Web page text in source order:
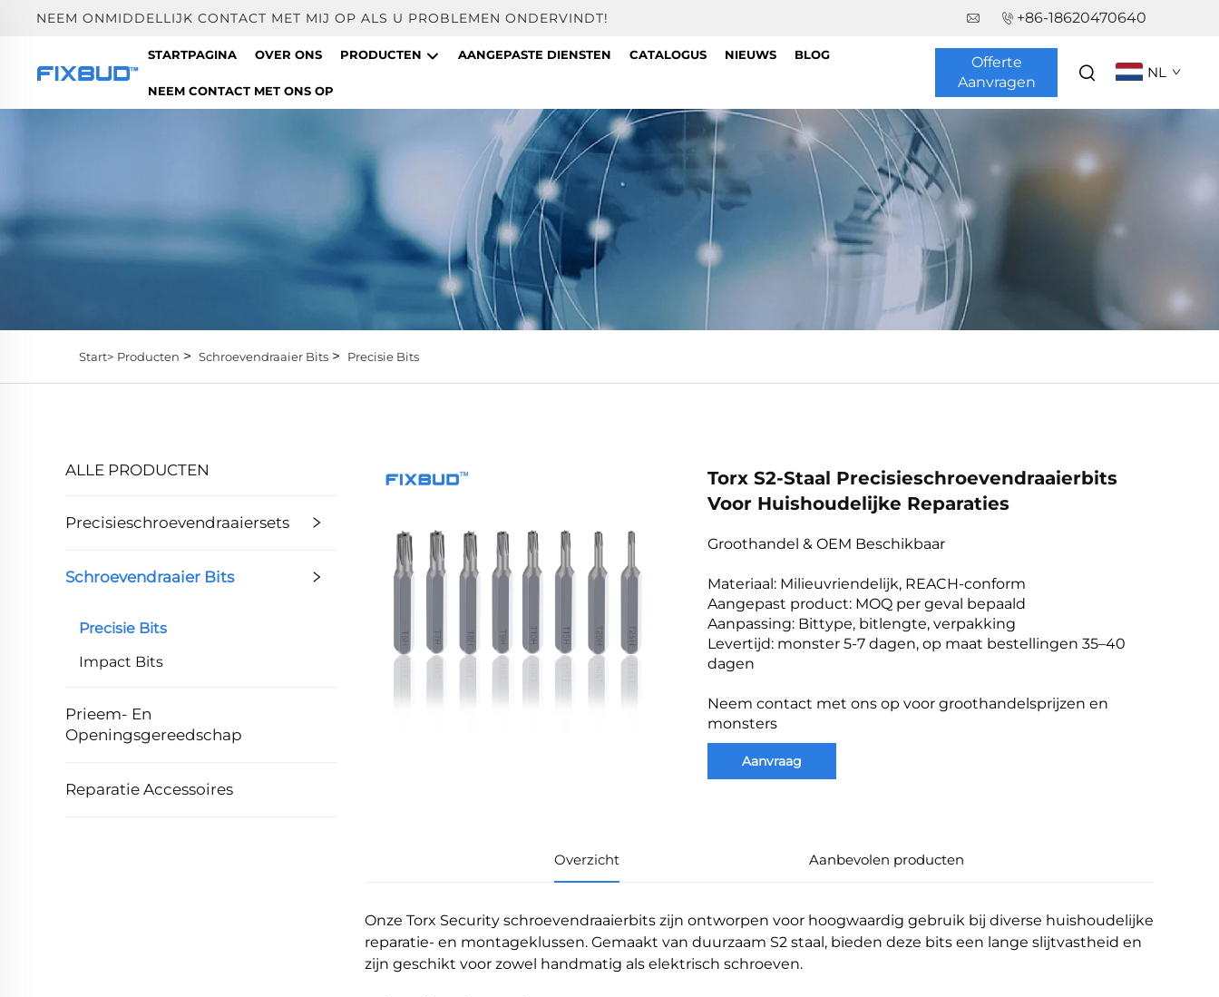
NEEM ONMIDDELLIJK CONTACT MET MIJ OP ALS U PROBLEMEN ONDERVINDT! +86-18620470640
STARTPAGINA OVER ONS PRODUCTEN AANGEPASTE DIENSTEN CATALOGUS NIEUWS BLOG
NEEM CONTACT MET ONS OP
Offerte
Aanvragen
NL
Start> Producten > Schroevendraaier Bits > Precisie Bits
ALLE PRODUCTEN
Precisieschroevendraaiersets
Schroevendraaier Bits
Precisie Bits
Impact Bits
Prieem- En
Openingsgereedschap
Reparatie Accessoires
Torx S2-Staal Precisieschroevendraaierbits
Voor Huishoudelijke Reparaties
Groothandel & OEM Beschikbaar
Materiaal: Milieuvriendelijk, REACH-conform
Aangepast product: MOQ per geval bepaald
Aanpassing: Bittype, bitlengte, verpakking
Levertijd: monster 5-7 dagen, op maat bestellingen 35–40
dagen
Neem contact met ons op voor groothandelsprijzen en
monsters
Aanvraag
Overzicht Aanbevolen producten
Onze Torx Security schroevendraaierbits zijn ontworpen voor hoogwaardig gebruik bij diverse huishoudelijke
reparatie- en montageklussen. Gemaakt van duurzaam S2 staal, bieden deze bits een lange slijtvastheid en
zijn geschikt voor zowel handmatig als elektrisch schroeven.